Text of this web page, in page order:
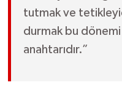
tutmak ve
durmak bu
anahtarıdır.”